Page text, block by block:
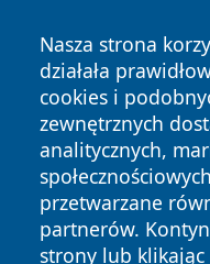
Nasza strona
działała
cookies i
zewnętrznych
analitycznych,
przetwarzane
partnerów.
strony lub klikając
Copyright © 2026
zastrzeżone.
News Autorzy